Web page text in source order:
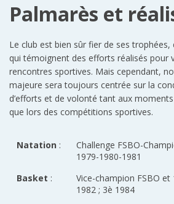
Palmarès et
Le club est bien sûr fier de ses
qui témoignent des efforts réalisés pour
rencontres sportives. Mais cependant,
majeure sera toujours centrée sur la
d’efforts et de volonté tant aux
que lors des compétitions sportives.
Natation :
Challenge FSBO-
1979-1980-1981
Basket :
Vice-champion FSBO et
1982 ; 3è 1984